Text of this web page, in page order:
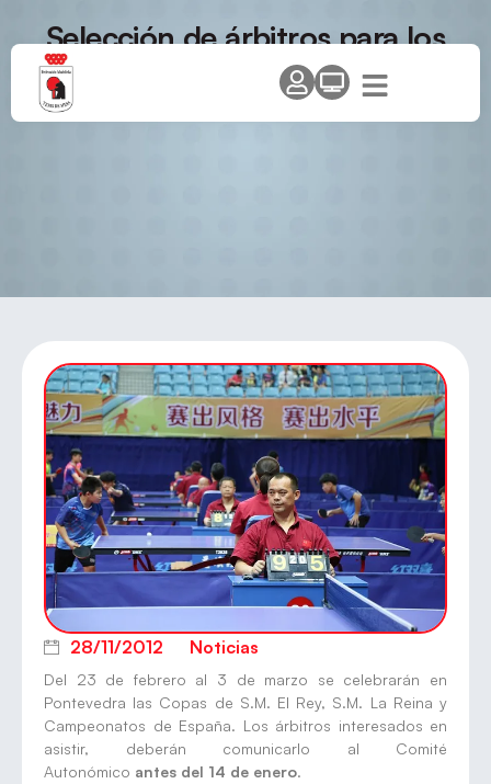
Selección de árbitros para los
Campeonatos de España 2013
28/11/2012 Noticias
Del 23 de febrero al 3 de marzo se celebrarán en
Pontevedra las Copas de S.M. El Rey, S.M. La Reina y
Campeonatos de España. Los árbitros interesados en
asistir, deberán comunicarlo al Comité
Autonómico antes del 14 de enero.